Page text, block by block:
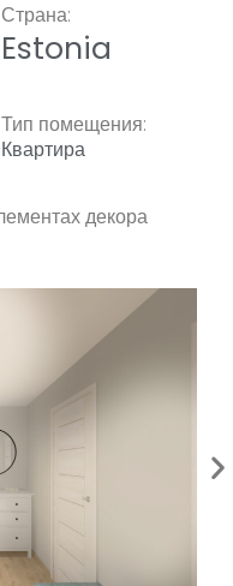
Страна:
Estonia
Тип помещения:
Квартира
декора